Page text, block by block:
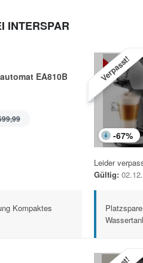
INTERSPAR
EA810B
Kompaktes
Verpasst!
-67%
Leider
Gültig: